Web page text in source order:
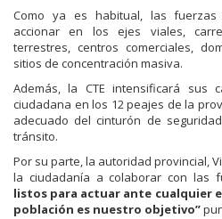
Como ya es habitual, las
accionar en los ejes viales,
terrestres, centros comerciales,
sitios de concentración masiva.
Además, la CTE intensificará sus
ciudadana en los 12 peajes de la
adecuado del cinturón de
tránsito.
Por su parte, la autoridad provincial,
la ciudadanía a colaborar con las
listos para actuar ante cualquier
población es nuestro objetivo”